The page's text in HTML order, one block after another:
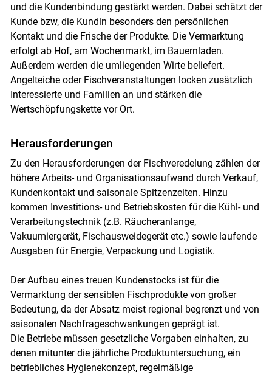
und die Kundenbindung gestärkt werden. Dabei schätzt der
Kunde bzw, die Kundin besonders den persönlichen
Kontakt und die Frische der Produkte. Die Vermarktung
erfolgt ab Hof, am Wochenmarkt, im Bauernladen.
Außerdem werden die umliegenden Wirte beliefert.
Angelteiche oder Fischveranstaltungen locken zusätzlich
Interessierte und Familien an und stärken die
Wertschöpfungskette vor Ort.
Herausforderungen
Zu den Herausforderungen der Fischveredelung zählen der
höhere Arbeits- und Organisationsaufwand durch Verkauf,
Kundenkontakt und saisonale Spitzenzeiten. Hinzu
kommen Investitions- und Betriebskosten für die Kühl- und
Verarbeitungstechnik (z.B. Räucheranlange,
Vakuumiergerät, Fischausweidegerät etc.) sowie laufende
Ausgaben für Energie, Verpackung und Logistik.
Der Aufbau eines treuen Kundenstocks ist für die
Vermarktung der sensiblen Fischprodukte von großer
Bedeutung, da der Absatz meist regional begrenzt und von
saisonalen Nachfrageschwankungen geprägt ist.
Die Betriebe müssen gesetzliche Vorgaben einhalten, zu
denen mitunter die jährliche Produktuntersuchung, ein
betriebliches Hygienekonzept, regelmäßige